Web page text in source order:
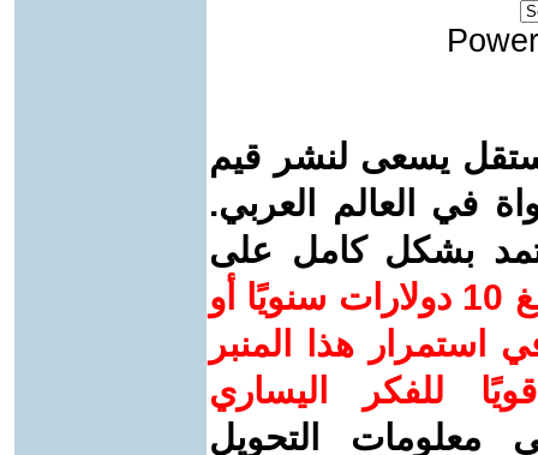
يسعى لنشر قيم
في العالم العربي.
بشكل كامل على
ساهم/ي معنا! بدعمكم بمبلغ 10 دولارات سنويًا أو
استمرار هذا المنبر
للفكر اليساري
معلومات التحويل